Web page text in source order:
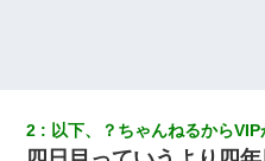
2 以下、？ちゃんねるから